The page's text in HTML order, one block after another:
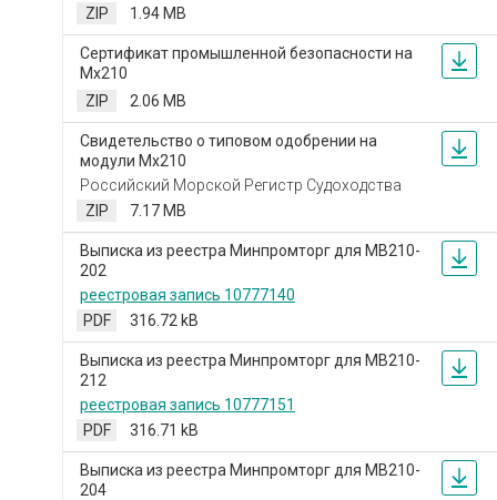
ZIP
1.94 MB
Сертификат промышленной безопасности на
Мх210
ZIP
2.06 MB
Свидетельство о типовом одобрении на
модули Мх210
Российский Морской Регистр Судоходства
ZIP
7.17 MB
Выписка из реестра Минпромторг для МВ210-
202
реестровая запись 10777140
PDF
316.72 kB
Выписка из реестра Минпромторг для МВ210-
212
реестровая запись 10777151
PDF
316.71 kB
Выписка из реестра Минпромторг для МВ210-
204